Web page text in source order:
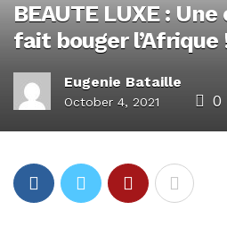
BEAUTE LUXE :
fait bouger l’Afrique
Eugenie Bataille
October 4, 2021 0